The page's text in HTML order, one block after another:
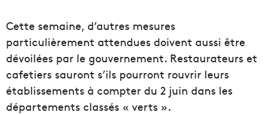
Cette semaine, d’autres mesures
particulièrement attendues doivent aussi être
dévoilées par le gouvernement. Restaurateurs et
cafetiers sauront s’ils pourront rouvrir leurs
établissements à compter du 2 juin dans les
départements classés « verts ».